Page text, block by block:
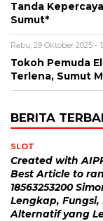
Tanda
Sumut*
Rabu, 29 Oktober 2025 -
Tokoh Pemuda
Terlena, Sumut
BERITA
SLOT
Created with
Best Article to
18563253200
Lengkap, Fungsi,
Alternatif yang